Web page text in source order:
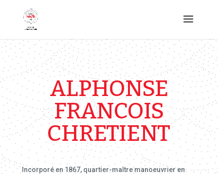
ALPHONSE
FRANCOIS
CHRETIENT
Incorporé en 1867, quartier-maître manoeuvrier en